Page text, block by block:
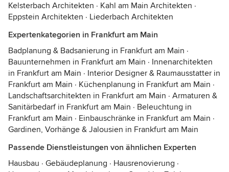
Kelsterbach Architekten · Kahl am Main Architekten ·
Eppstein Architekten · Liederbach Architekten
Expertenkategorien in Frankfurt am Main
Badplanung & Badsanierung in Frankfurt am Main ·
Bauunternehmen in Frankfurt am Main · Innenarchitekten
in Frankfurt am Main · Interior Designer & Raumausstatter in
Frankfurt am Main · Küchenplanung in Frankfurt am Main ·
Landschaftsarchitekten in Frankfurt am Main · Armaturen &
Sanitärbedarf in Frankfurt am Main · Beleuchtung in
Frankfurt am Main · Einbauschränke in Frankfurt am Main ·
Gardinen, Vorhänge & Jalousien in Frankfurt am Main
Passende Dienstleistungen von ähnlichen Experten
Hausbau · Gebäudeplanung · Hausrenovierung ·